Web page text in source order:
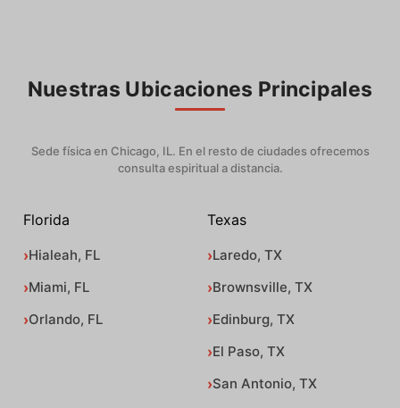
Nuestras Ubicaciones Principales
Sede física en Chicago, IL. En el resto de ciudades ofrecemos
consulta espiritual a distancia.
Florida
Hialeah, FL
Miami, FL
Orlando, FL
Texas
Laredo, TX
Brownsville, TX
Edinburg, TX
El Paso, TX
San Antonio, TX